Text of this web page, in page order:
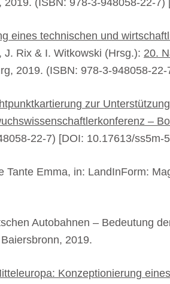
(ISBN: 978-3-948058-22-7)
eines technischen und
J. Rix & I. Witkowski (Hrsg.): 20.
2019. (ISBN: 978-3-948058-
zur
–
22-7) [DOI: 10.17613/ss5m-
Emma, in: LandInForm:
Autobahnen – Bedeutung
2019.
Konzeptionierung